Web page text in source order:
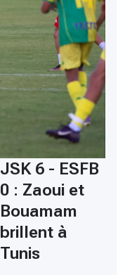
JSK 6 - ESFB
0 : Zaoui et
Bouamam
brillent à
Tunis